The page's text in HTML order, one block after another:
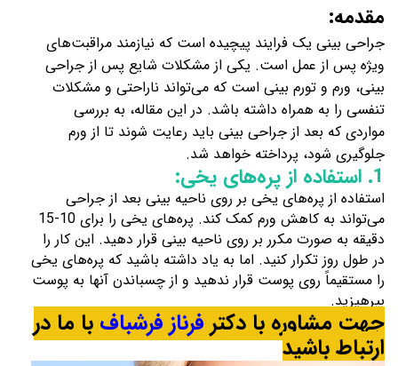
مقدمه:
جراحی بینی یک فرایند پیچیده است که نیازمند مراقبت‌های
ویژه پس از عمل است. یکی از مشکلات شایع پس از جراحی
بینی، ورم و تورم بینی است که می‌تواند ناراحتی و مشکلات
تنفسی را به همراه داشته باشد. در این مقاله، به بررسی
مواردی که بعد از جراحی بینی باید رعایت شوند تا از ورم
جلوگیری شود، پرداخته خواهد شد.
1. استفاده از پره‌های یخی:
استفاده از پره‌های یخی بر روی ناحیه بینی بعد از جراحی
می‌تواند به کاهش ورم کمک کند. پره‌های یخی را برای 10-15
دقیقه به صورت مکرر بر روی ناحیه بینی قرار دهید. این کار را
در طول روز تکرار کنید. اما به یاد داشته باشید که پره‌های یخی
را مستقیماً روی پوست قرار ندهید و از چسباندن آنها به پوست
بپرهیزید.
جهت مشاوره با دکتر فرناز فرشباف با ما در
ارتباط باشید